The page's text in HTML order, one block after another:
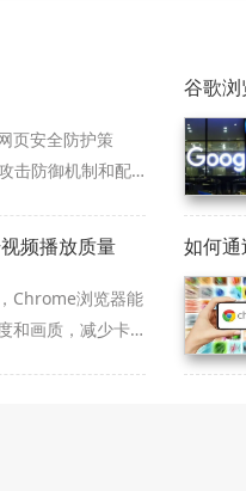
页安全防护策
击防御机制和配
谷歌
频播放质量
Chrome浏览器能
和画质，减少卡
如何